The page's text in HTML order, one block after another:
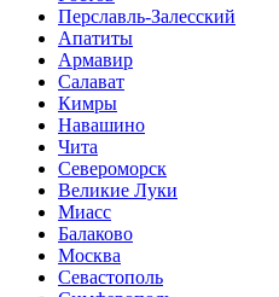
Перславль-Залесский
Апатиты
Армавир
Салават
Кимры
Навашино
Чита
Североморск
Великие Луки
Миасс
Балаково
Москва
Севастополь